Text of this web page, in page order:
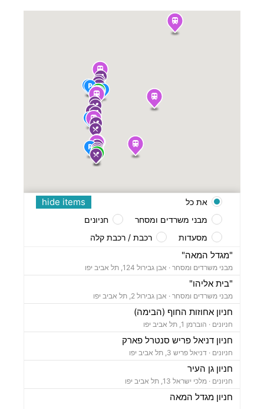
"מגדל המאה"
מבני משרדים ומסחר · אבן גבירול 124, תל אביב יפו
"בית אליהו"
מבני משרדים ומסחר · אבן גבירול 2, תל אביב יפו
חניון אחוזות החוף (הבימה)
חניונים · הוברמן 1, תל אביב יפו
חניון דניאל פריש סנטרל פארק
חניונים · דניאל פריש 3, תל אביב יפו
חניון גן העיר
חניונים · מלכי ישראל 13, תל אביב יפו
חניון מגדל המאה
hide items
את כל
מבני משרדים ומסחר
חניונים
מסעדות
רכבת / רכבת קלה